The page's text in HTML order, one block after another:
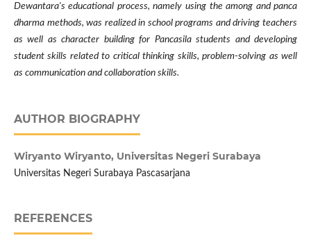
Dewantara's educational process, namely using the among and panca
dharma methods, was realized in school programs and driving teachers
as well as character building for Pancasila students and developing
student skills related to critical thinking skills, problem-solving as well
as communication and collaboration skills.
AUTHOR BIOGRAPHY
Wiryanto Wiryanto, Universitas Negeri Surabaya
Universitas Negeri Surabaya Pascasarjana
REFERENCES